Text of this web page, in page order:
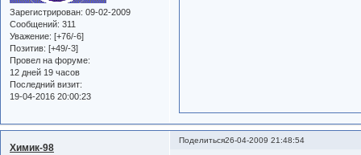
Зарегистрирован: 09-02-2009
Сообщений: 311
Уважение: [+76/-6]
Позитив: [+49/-3]
Провел на форуме:
12 дней 19 часов
Последний визит:
19-04-2016 20:00:23
Поделиться26-04-2009 21:48:54
Химик-98